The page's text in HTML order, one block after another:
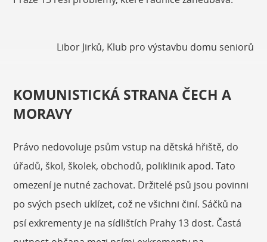
Libor Jirků, Klub pro výstavbu domu seniorů
KOMUNISTICKÁ STRANA ČECH A
MORAVY
Právo nedovoluje psům vstup na dětská hřiště, do
úřadů, škol, školek, obchodů, poliklinik apod. Tato
omezení je nutné zachovat. Držitelé psů jsou povinni
po svých psech uklízet, což ne všichni činí. Sáčků na
psí exkrementy je na sídlištích Prahy 13 dost. Častá